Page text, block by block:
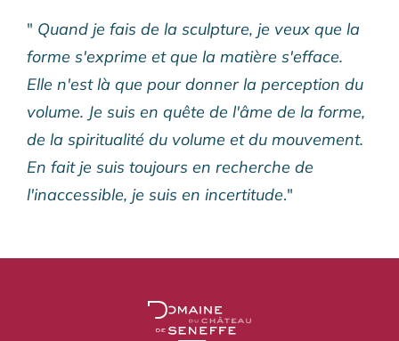
" Quand je fais de la sculpture, je veux que la
forme s'exprime et que la matière s'efface.
Elle n'est là que pour donner la perception du
volume. Je suis en quête de l'âme de la forme,
de la spiritualité du volume et du mouvement.
En fait je suis toujours en recherche de
l'inaccessible, je suis en incertitude."